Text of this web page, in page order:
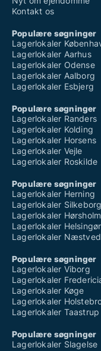
Kontakt os
Populære søgninger
Lagerlokaler
Lagerlokaler Aarhus
Lagerlokaler Odense
Lagerlokaler Aalborg
Lagerlokaler Esbjerg
Populære søgninger
Lagerlokaler Randers
Lagerlokaler Kolding
Lagerlokaler Horsens
Lagerlokaler Vejle
Lagerlokaler Roskilde
Populære søgninger
Lagerlokaler Herning
Lagerlokaler Silkeborg
Lagerlokaler Hørsholm
Lagerlokaler Helsingør
Lagerlokaler Næstved
Populære søgninger
Lagerlokaler Viborg
Lagerlokaler
Lagerlokaler Køge
Lagerlokaler
Lagerlokaler Taastrup
Populære søgninger
Lagerlokaler Slagelse